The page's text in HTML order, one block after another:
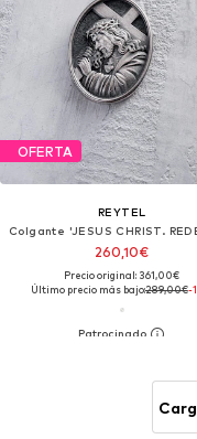
OFERTA
REYTEL
260,10€
Precio original: 361,00€
Último precio más bajo:289,00€-